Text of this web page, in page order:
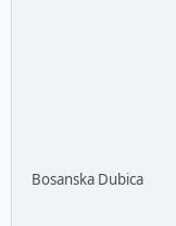
Bosanska Dubica